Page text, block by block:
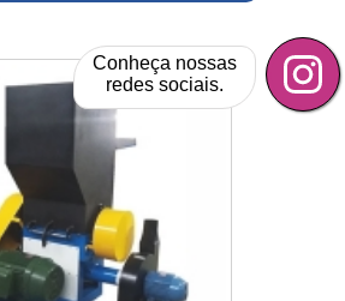
Conheça nossas
redes sociais.